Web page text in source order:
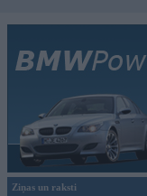
Ziņas un raksti